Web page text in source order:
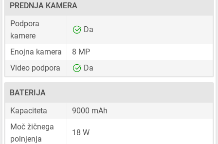
PREDNJA KAMERA
Podpora
kamere
Da
Enojna kamera
8 MP
Video podpora
Da
BATERIJA
Kapaciteta
9000 mAh
Moč žičnega
polnjenja
18 W